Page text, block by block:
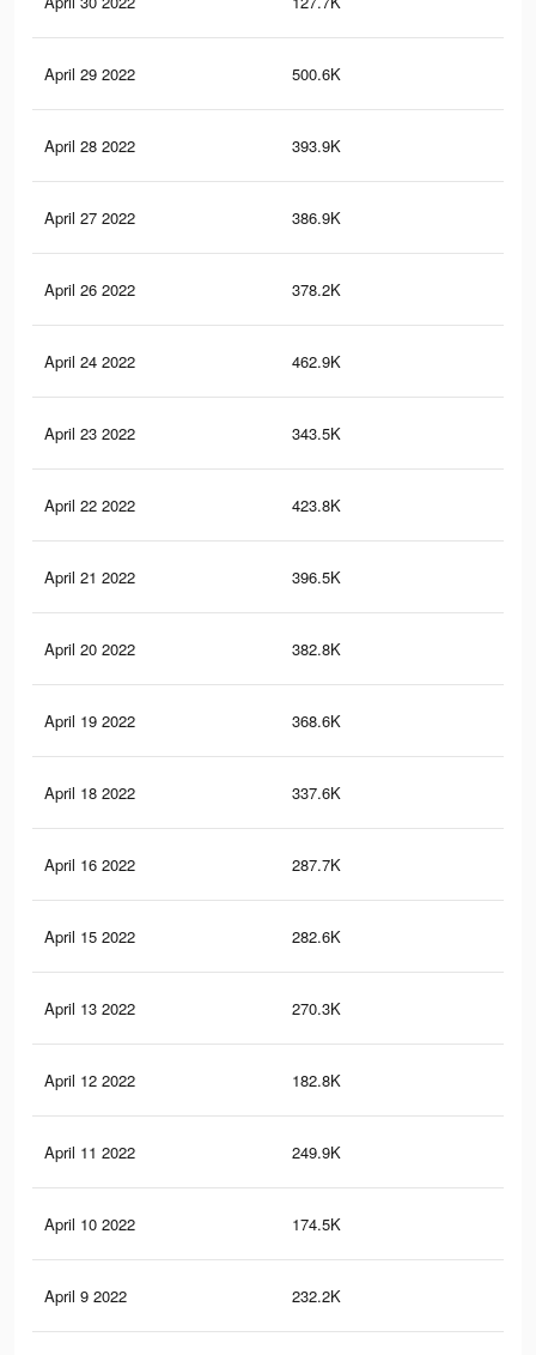
April 29 2022 500.6K
April 28 2022 393.9K
April 27 2022 386.9K
April 26 2022 378.2K
April 24 2022 462.9K
April 23 2022 343.5K
April 22 2022 423.8K
April 21 2022 396.5K
April 20 2022 382.8K
April 19 2022 368.6K
April 18 2022 337.6K
April 16 2022 287.7K
April 15 2022 282.6K
April 13 2022 270.3K
April 12 2022 182.8K
April 11 2022 249.9K
April 10 2022 174.5K
April 9 2022 232.2K